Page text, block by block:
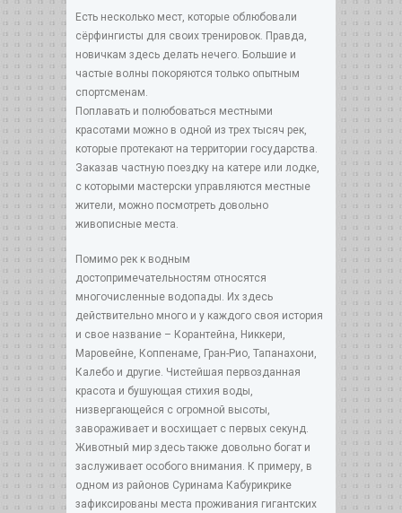
Есть несколько мест, которые облюбовали
сёрфингисты для своих тренировок. Правда,
новичкам здесь делать нечего. Большие и
частые волны покоряются только опытным
спортсменам.
Поплавать и полюбоваться местными
красотами можно в одной из трех тысяч рек,
которые протекают на территории государства.
Заказав частную поездку на катере или лодке,
с которыми мастерски управляются местные
жители, можно посмотреть довольно
живописные места.
Помимо рек к водным
достопримечательностям относятся
многочисленные водопады. Их здесь
действительно много и у каждого своя история
и свое название – Корантейна, Никкери,
Маровейне, Коппенаме, Гран-Рио, Тапанахони,
Калебо и другие. Чистейшая первозданная
красота и бушующая стихия воды,
низвергающейся с огромной высоты,
завораживает и восхищает с первых секунд.
Животный мир здесь также довольно богат и
заслуживает особого внимания. К примеру, в
одном из районов Суринама Кабурикрике
зафиксированы места проживания гигантских